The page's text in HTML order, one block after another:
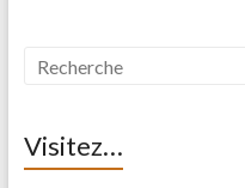
Visitez…